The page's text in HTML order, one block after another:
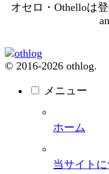
オセロ・Othelloは
© 2016-2026 othlog.
メニュー
ホーム
当サイト